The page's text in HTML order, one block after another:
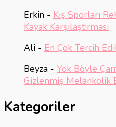
Erkin - Kış Sporları
Kayak Karşılaştırması
Ali - En Çok Tercih
Beyza - Yok Böyle
Gizlenmiş Melankolik
Kategoriler